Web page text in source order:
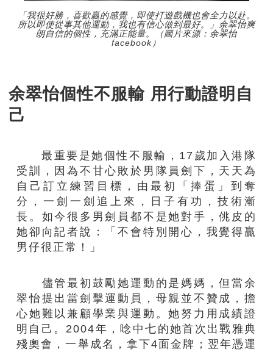
「我很好勝，喜歡贏的感覺，即使打遊戲機也會全力以赴。
所以即使從事其他運動，我也有信心做到最好。」余翠怡爽
朗自信的個性，充滿正能量。（圖片來源：余翠怡
facebook）
余翠怡個性不服輸 用行動證明自
己
最重要是她個性不服輸，17歲加入港隊
受訓，因為不甘心敗於男隊員劍下，天天為
自己訂立練習目標，由最初「捧蛋」到奪
分，一劍一劍追上來，日子有功，技術漸
長。如今很多男劍員都不是她對手，佻皮的
她卻向記者說：「不會特別開心，我覺得贏
男仔很正常！」
儘管最初鼓勵她運動的是媽媽，但當余
翠怡提出當劍擊運動員，母親並不贊成，擔
心她難以兼顧學業與運動。她努力用成績證
明自己。2004年，唸中七的她首次出戰雅典
殘奧會，一舉成名，拿下4面金牌；翌年憑運